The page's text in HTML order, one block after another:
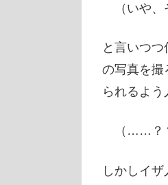
（いや、
と言いつ
の写真を撮
られるよう
（……？
しかしイ